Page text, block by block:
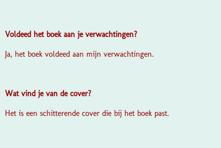
Voldeed het boek aan je verwachtingen?
Ja, het boek voldeed aan mijn verwachtingen.
Wat vind je van de cover?
Het is een schitterende cover die bij het boek past.